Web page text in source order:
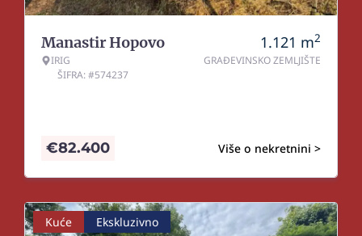
Manastir Hopovo
IRIG
ŠIFRA: #574237
1.121 m2
GRAĐEVINSKO ZEMLJIŠTE
Više o nekretnini >
€82.400
Kuće Ekskluzivno